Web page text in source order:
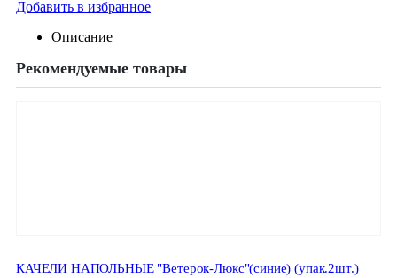
Добавить в избранное
Описание
Рекомендуемые товары
КАЧЕЛИ НАПОЛЬНЫЕ "Ветерок-Люкс"(синие) (упак.2шт.)